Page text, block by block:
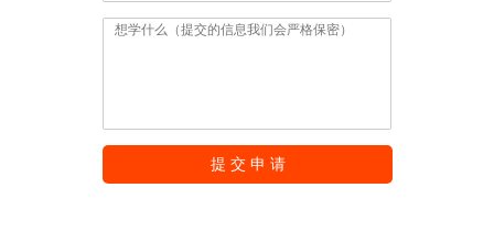
提 交 申 请